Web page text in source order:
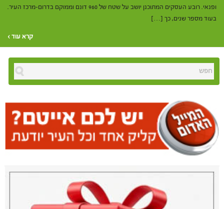
ופנאי. רובע העסקים המתוכנן יושב על שטח של 960 דונם וממוקם בדרום-מרכז העיר.
בעוד מספר שנים, כך […]
קרא עוד ›